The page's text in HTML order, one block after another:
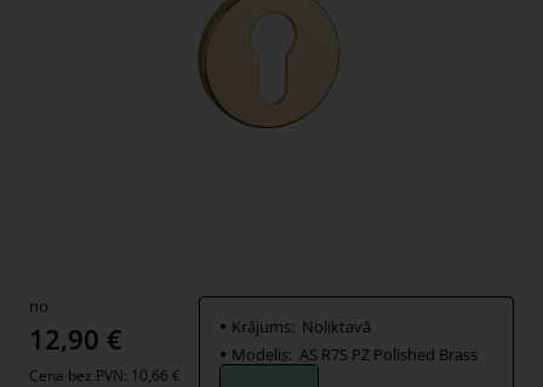
no
12,90 €
Cena bez PVN: 10,66 €
Krājums: Noliktavā
Modelis: AS R7S PZ Polished Brass